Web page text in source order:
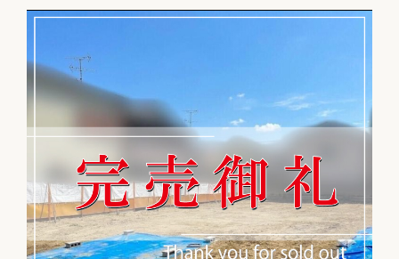
カタログ請求
展示場来場予約
お問い合わせ